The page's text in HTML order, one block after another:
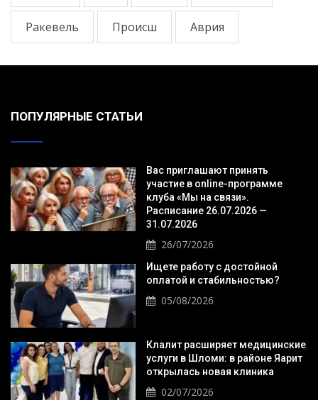
Ракевель Происш Аврия
ПОПУЛЯРНЫЕ СТАТЬИ
Вас приглашают принять
участие в online-программе
клуба «Мы на связи».
Расписание 26.07.2026 —
31.07.2026
26/07/2026
Ищете работу с достойной
оплатой и стабильностью?
05/08/2026
Клалит расширяет медицинские
услуги в Шломи: в районе Яарит
открылась новая клиника
02/07/2026